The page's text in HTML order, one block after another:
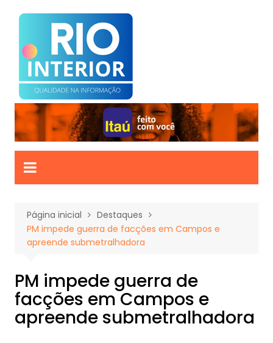
para
conteúdo
Página inicial
Destaques
PM impede guerra de facções em Campos e
apreende submetralhadora
PM impede guerra de
facções em Campos e
apreende submetralhadora